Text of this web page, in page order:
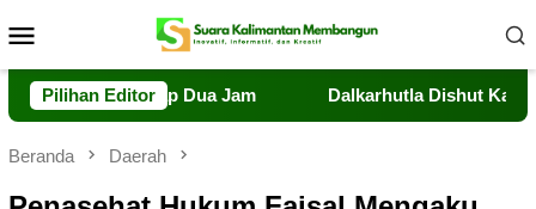
ke
Mobile
Pilihan Editor
Tiap Dua Jam Dalkarhutla Dishut Kalteng
Beranda Daerah